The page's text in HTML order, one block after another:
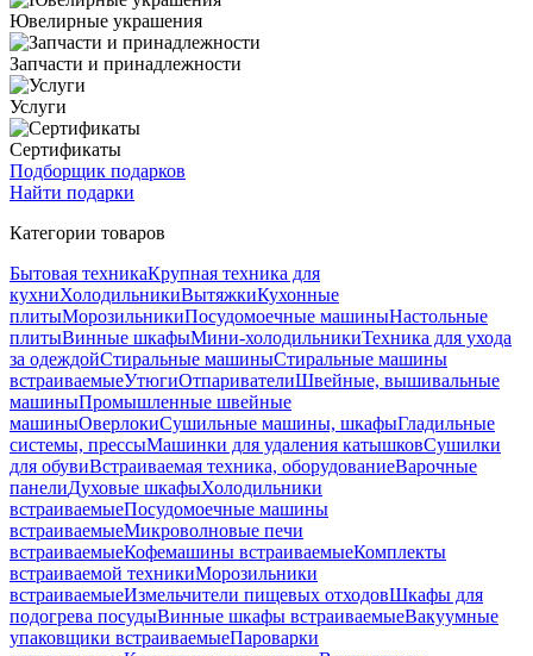
Ювелирные украшения
Запчасти и принадлежности
Услуги
Сертификаты
Подборщик подарков
Найти подарки
Категории товаров
Бытовая техникаКрупная техника для
кухниХолодильникиВытяжкиКухонные
плитыМорозильникиПосудомоечные машиныНастольные
плитыВинные шкафыМини-холодильникиТехника для ухода
за одеждойСтиральные машиныСтиральные машины
встраиваемыеУтюгиОтпаривателиШвейные, вышивальные
машиныПромышленные швейные
машиныОверлокиСушильные машины, шкафыГладильные
системы, прессыМашинки для удаления катышковСушилки
для обувиВстраиваемая техника, оборудованиеВарочные
панелиДуховые шкафыХолодильники
встраиваемыеПосудомоечные машины
встраиваемыеМикроволновые печи
встраиваемыеКофемашины встраиваемыеКомплекты
встраиваемой техникиМорозильники
встраиваемыеИзмельчители пищевых отходовШкафы для
подогрева посудыВинные шкафы встраиваемыеВакуумные
упаковщики встраиваемыеПароварки